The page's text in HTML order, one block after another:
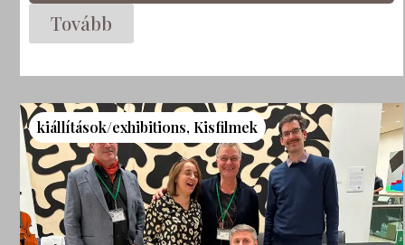
Tovább
kiállítások/exhibitions, Kisfilmek